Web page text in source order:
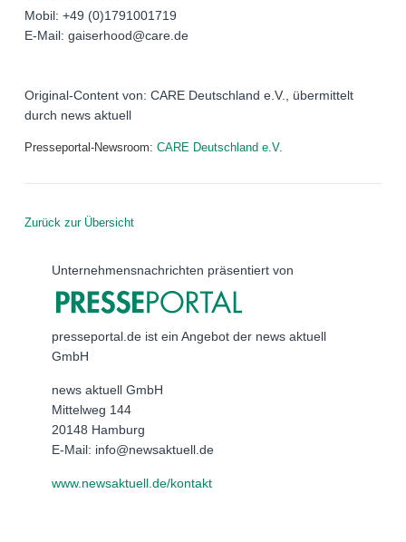
Mobil: +49 (0)1791001719
E-Mail: gaiserhood@care.de
Original-Content von: CARE Deutschland e.V., übermittelt
durch news aktuell
Presseportal-Newsroom: CARE Deutschland e.V.
Zurück zur Übersicht
Unternehmensnachrichten präsentiert von
presseportal.de ist ein Angebot der news aktuell
GmbH
news aktuell GmbH
Mittelweg 144
20148 Hamburg
E-Mail: info@newsaktuell.de
www.newsaktuell.de/kontakt